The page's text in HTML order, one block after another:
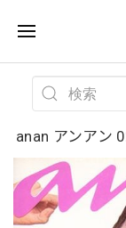
anan アンアン